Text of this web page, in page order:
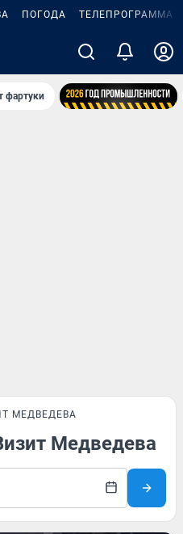
ПОГОДА ТЕЛЕПРОГРАММА
фартуки
МЕДВЕДЕВА
Медведева